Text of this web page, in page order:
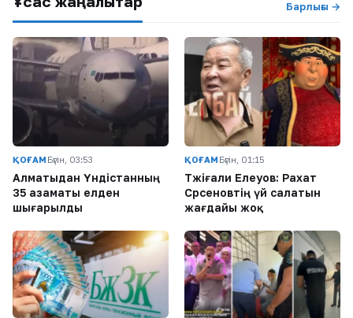
Барлығы →
ҚОҒАМ Бүгін, 03:53
Алматыдан Үндістанның
35 азаматы елден
шығарылды
ҚОҒАМ Бүгін, 01:15
Тәжіғали Елеуов: Рахат
Сәрсеновтің үй салатын
жағдайы жоқ